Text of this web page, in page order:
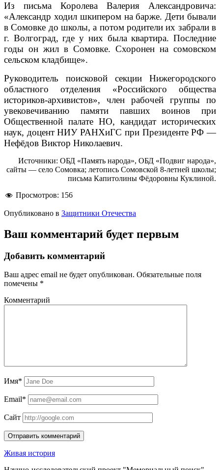
Из письма Королева Валерия Александровича:
«Александр ходил шкипером на барже. Дети бывали
в Сомовке до школы, а потом родители их забрали в
г. Волгоград, где у них была квартира. Последние
годы он жил в Сомовке. Схоронен на сомовском
сельском кладбище».
Руководитель поисковой секции Нижегородского
областного отделения «Российского общества
историков-архивистов», член рабочей группы по
увековечиванию памяти павших воинов при
Общественной палате НО, кандидат исторических
наук, доцент НИУ РАНХиГС при Президенте РФ —
Нефёдов Виктор Николаевич.
Источники: ОБД «Память народа», ОБД «Подвиг народа»,
сайты — село Сомовка; летопись Сомовской 8-летней школы;
письма Капитолины Фёдоровны Куклиной.
Просмотров: 156
Опубликовано в Защитники Отечества
Ваш комментарий будет первым
Добавить комментарий
Ваш адрес email не будет опубликован. Обязательные поля
помечены *
Комментарий
Имя*
Email*
Сайт
Живая история